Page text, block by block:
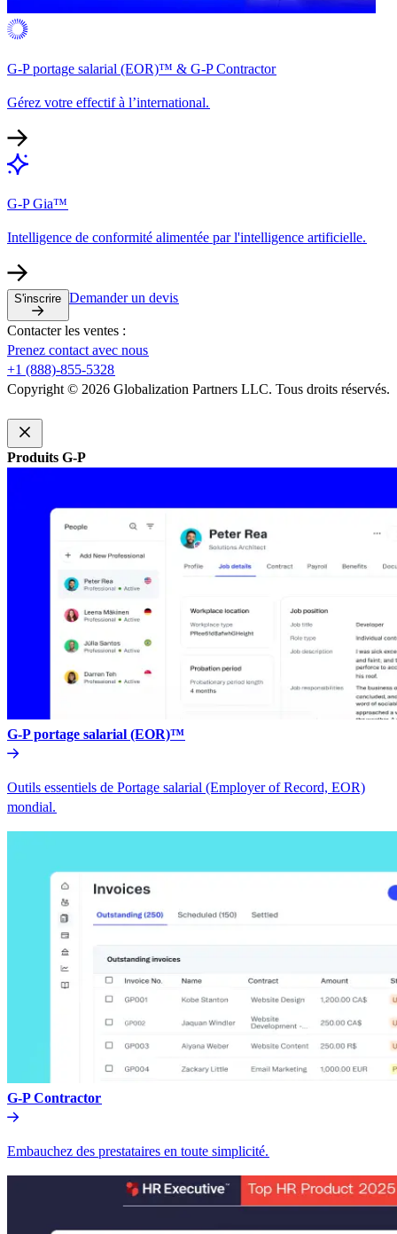
G-P portage salarial (EOR)™ & G-P Contractor​​
Gérez votre effectif à l’international.​​
G-P Gia™​​
Intelligence de conformité alimentée par l'intelligence artificielle.​​
S'inscrire​​ Demander un devis​​
Contacter les ventes :​​
Prenez contact avec nous​​
+1 (888)-855-5328​​
Copyright © 2026 Globalization Partners LLC. Tous droits réservés.​​
Produits G-P​​
G-P portage salarial (EOR)™​​
Outils essentiels de Portage salarial (Employer of Record, EOR)
mondial.​​
G-P Contractor​​
Embauchez des prestataires en toute simplicité.​​